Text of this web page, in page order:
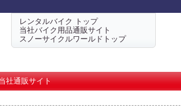
レンタルバイク トップ
当社バイク用品通販サイト
スノーサイクルワールドトップ
社通販サイト